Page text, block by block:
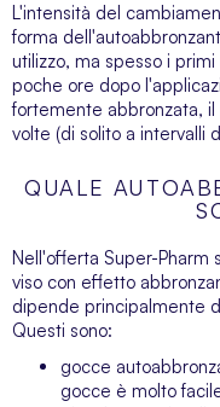
L'intensità del
forma
utilizzo, ma spesso i
poche ore dopo
fortemente abbronzata,
volte (di solito a intervalli
QUALE
Nell'offerta Super-Pharm
viso con effetto
dipende principalmente
Questi sono:
gocce
gocce è molto